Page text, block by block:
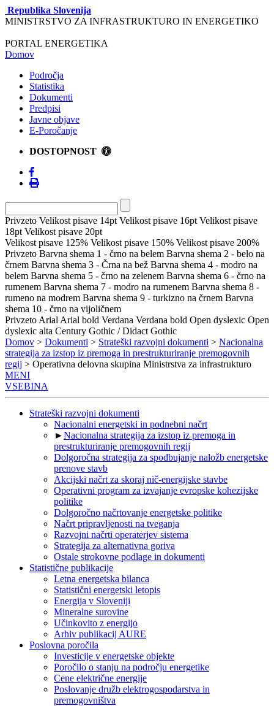
Republika Slovenija
MINISTRSTVO ZA INFRASTRUKTURO IN ENERGETIKO
PORTAL ENERGETIKA
Domov
Področja
Statistika
Dokumenti
Predpisi
Javne objave
E-Poročanje
DOSTOPNOST
Privzeto Velikost pisave 14pt Velikost pisave 16pt Velikost pisave
18pt Velikost pisave 20pt
Velikost pisave 125% Velikost pisave 150% Velikost pisave 200%
Privzeto Barvna shema 1 - črno na belem Barvna shema 2 - belo na
črnem Barvna shema 3 - Črna na bež Barvna shema 4 - modro na
belem Barvna shema 5 - črno na zelenem Barvna shema 6 - črno na
rumenem Barvna shema 7 - modro na rumenem Barvna shema 8 -
rumeno na modrem Barvna shema 9 - turkizno na črnem Barvna
shema 10 - črno na vijoličnem
Privzeto Arial Arial bold Verdana Verdana bold Open dyslexic Open
dyslexic alta Century Gothic / Didact Gothic
Domov > Dokumenti > Strateški razvojni dokumenti > Nacionalna
strategija za izstop iz premoga in prestrukturiranje premogovnih
regij > Operativna delovna skupina Ministrstva za infrastrukturo
MENI
VSEBINA
Strateški razvojni dokumenti
Nacionalni energetski in podnebni načrt
►Nacionalna strategija za izstop iz premoga in
prestrukturiranje premogovnih regij
Dolgoročna strategija za spodbujanje naložb energetske
prenove stavb
Akcijski načrt za skoraj nič-energijske stavbe
Operativni program za izvajanje evropske kohezijske
politike
Dolgoročno načrtovanje energetske politike
Načrt pripravljenosti na tveganja
Razvojni načrti operaterjev sistema
Strategija za alternativna goriva
Ostale strokovne podlage in dokumenti
Statistične publikacije
Letna energetska bilanca
Statistični energetski letopis
Energija v Sloveniji
Mineralne surovine
Učinkovito z energijo
Arhiv publikacij AURE
Poslovna poročila
Investicije v energetske objekte
Poročilo o stanju na področju energetike
Cene električne energije
Poslovanje družb elektrogospodarstva in
premogovništva